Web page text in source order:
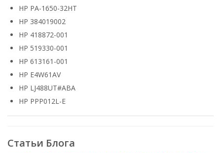
HP PA-1650-32HT
HP 384019002
HP 418872-001
HP 519330-001
HP 613161-001
HP E4W61AV
HP LJ488UT#ABA
HP PPP012L-E
Статьи Блога